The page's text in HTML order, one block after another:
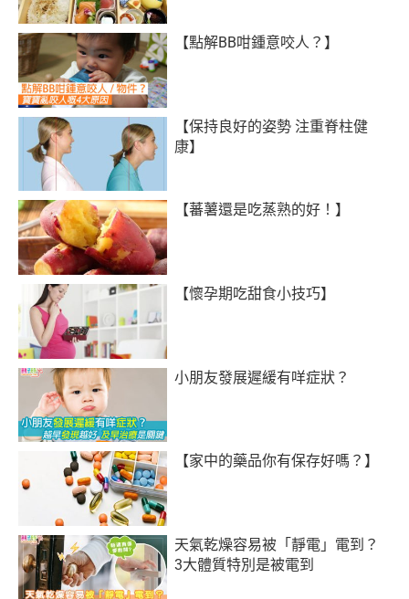
【點解BB咁鍾意咬人？】
【保持良好的姿勢 注重脊柱健
康】
【蕃薯還是吃蒸熟的好！】
【懷孕期吃甜食小技巧】
小朋友發展遲緩有咩症狀？
【家中的藥品你有保存好嗎？】
天氣乾燥容易被「靜電」電到？
3大體質特別是被電到